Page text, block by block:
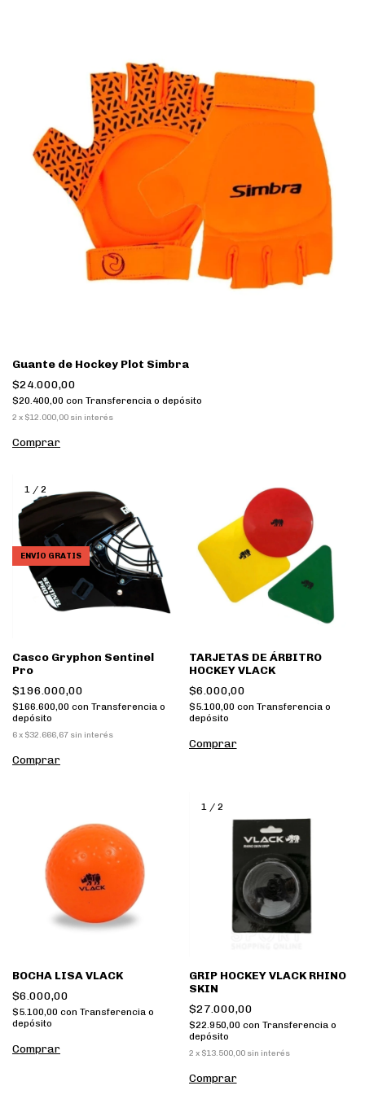
Guante de Hockey Plot Simbra
$24.000,00
$20.400,00 con Transferencia o depósito
2 x $12.000,00 sin interés
Comprar
1 / 2
ENVÍO GRATIS
Casco Gryphon Sentinel
Pro
$196.000,00
$166.600,00 con Transferencia o
depósito
6x $32.666,67 sin interés
TARJETAS DE ÁRBITRO
HOCKEY VLACK
$6.000,00
$5.100,00 con Transferencia o
depósito
BOCHA LISA VLACK
$6.000,00
$5.100,00 con Transferencia o
depósito
1/ 2
GRIP HOCKEY VLACK RHINO
SKIN
$27.000,00
$22.950,00 con Transferencia o
depósito
2 x $13.500,00 sin interés